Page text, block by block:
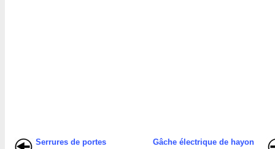
Serrures de portes Gâche électrique de hayon